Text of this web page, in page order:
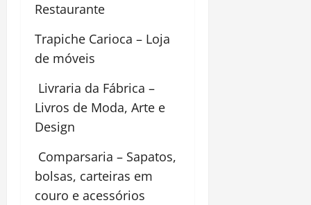
Restaurante
Trapiche Carioca – Loja
de móveis
Livraria da Fábrica –
Livros de Moda, Arte e
Design
Comparsaria – Sapatos,
bolsas, carteiras em
couro e acessórios